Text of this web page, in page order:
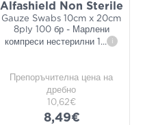
Alfashield Non Sterile
Gauze Swabs 10cm x 20cm
8ply 100 бр - Марлени
компреси нестерилни 1 ... i
Препоръчителна цена на
дребно
10,62€
8,49€